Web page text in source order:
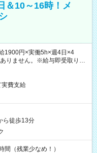
＆10～16時！メ
1900円×実働5h×週4日×4
りません。※給与即受取りサ
実費支給
ら徒歩13分
（残業少なめ！）